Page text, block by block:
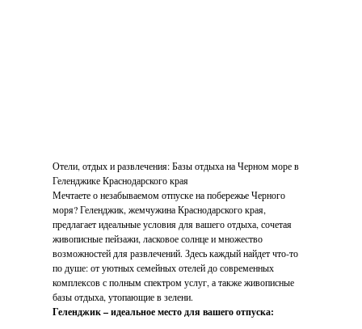
Отели, отдых и развлечения: Базы отдыха на Черном море в
Геленджике Краснодарского края
Мечтаете о незабываемом отпуске на побережье Черного
моря? Геленджик, жемчужина Краснодарского края,
предлагает идеальные условия для вашего отдыха, сочетая
живописные пейзажи, ласковое солнце и множество
возможностей для развлечений. Здесь каждый найдет что-то
по душе: от уютных семейных отелей до современных
комплексов с полным спектром услуг, а также живописные
базы отдыха, утопающие в зелени.
Геленджик – идеальное место для вашего отпуска: